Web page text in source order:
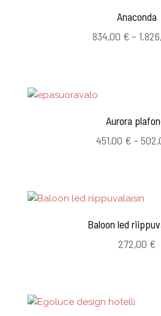
Anaconda
834,00 € –
Aurora
451,00 € –
Baloon led
272,00 €